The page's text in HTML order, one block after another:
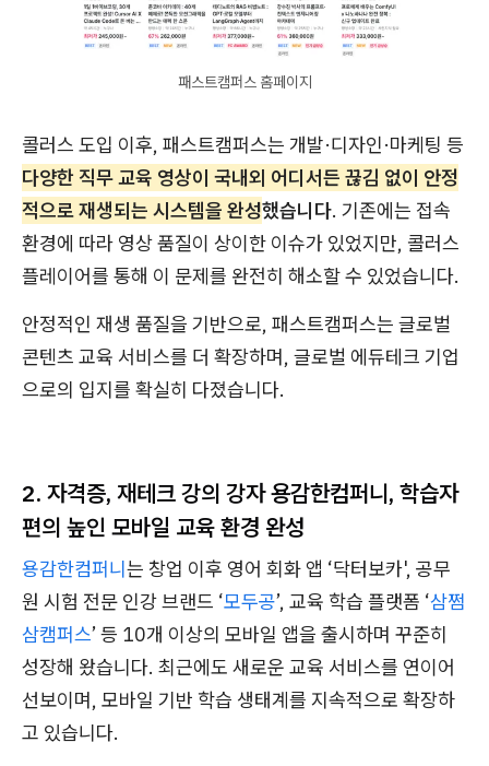
패스트캠퍼스 홈페이지
콜러스 도입 이후, 패스트캠퍼스는 개발·디자인·마케팅 등
다양한 직무 교육 영상이 국내외 어디서든 끊김 없이 안정
적으로 재생되는 시스템을 완성했습니다. 기존에는 접속
환경에 따라 영상 품질이 상이한 이슈가 있었지만, 콜러스
플레이어를 통해 이 문제를 완전히 해소할 수 있었습니다.
안정적인 재생 품질을 기반으로, 패스트캠퍼스는 글로벌
콘텐츠 교육 서비스를 더 확장하며, 글로벌 에듀테크 기업
으로의 입지를 확실히 다졌습니다.
2. 자격증, 재테크 강의 강자 용감한컴퍼니, 학습자
편의 높인 모바일 교육 환경 완성
용감한컴퍼니는 창업 이후 영어 회화 앱 ‘닥터보카', 공무
원 시험 전문 인강 브랜드 ‘모두공’, 교육 학습 플랫폼 ‘삼쩜
삼캠퍼스’ 등 10개 이상의 모바일 앱을 출시하며 꾸준히
성장해 왔습니다. 최근에도 새로운 교육 서비스를 연이어
선보이며, 모바일 기반 학습 생태계를 지속적으로 확장하
고 있습니다.